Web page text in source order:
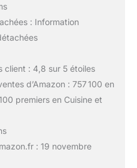
: Information
client : 4,8 sur 5 étoiles
d’Amazon : 757 100 en
premiers en Cuisine et
: 19 novembre